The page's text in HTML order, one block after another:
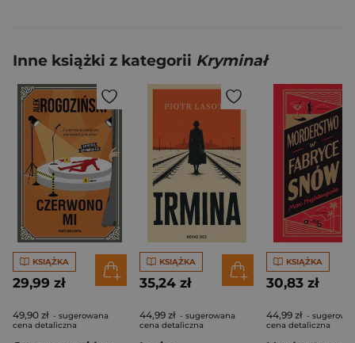
Inne książki z kategorii Kryminał
KSIĄŻKA
29,99 zł
49,90 zł - sugerowana
cena detaliczna
KSIĄŻKA
35,24 zł
44,99 zł - sugerowana
cena detaliczna
KSIĄŻKA
30,83 zł
44,99 zł -
cena detaliczna